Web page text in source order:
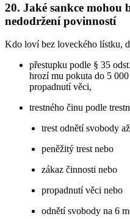
20. Jaké sankce
nedodržení povinností
Kdo loví bez loveckého lístku,
přestupku podle § 35
hrozí mu pokuta do 5
propadnutí věci,
trestného činu podle
trest odnětí svobody
peněžitý trest nebo
zákaz činnosti nebo
propadnutí věci nebo
odnětí svobody na 6